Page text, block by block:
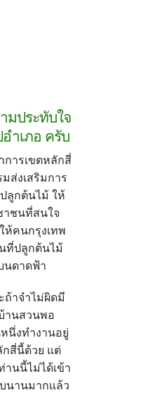
มประทับใจ
ำเภอ ครับ
รเขตหลักสี่
ส่งเสริมการ
ลูกต้นไม้ ให้
าชนที่สนใจ
ห้คนกรุงเทพ
ที่ปลูกต้นไม้
นดาดฟ้า
จำไม่ผิดมี
านสวนพอ
นึ่งทำงานอยู่
สี่นี้ด้วย แต่
นนี้ไม่ได้เข้า
นานมากแล้ว